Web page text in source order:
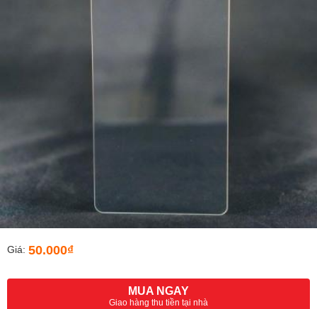
Giá: 50.000₫
MUA NGAY
Giao hàng thu tiền tại nhà